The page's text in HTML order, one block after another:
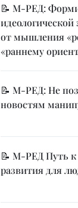
📝 М-РЕД:
идеологической
от мышления
«раннему
📝 М-РЕД: Не
новостям
📝 М-РЕД Путь к
развития для